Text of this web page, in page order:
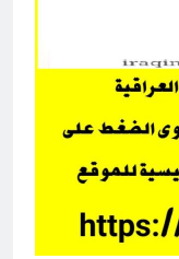
للانسان